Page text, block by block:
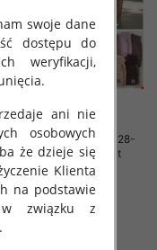
dziewczęce Roz 128-
1 kolor Paczka 7 szt
32.00 zł
szczegóły
swoje dane
dostępu do
weryfikacji,
ani nie
osobowych
że dzieje się
Klienta
na podstawie
w związku z